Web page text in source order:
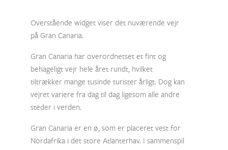
Overstående widget viser det nuværende vejr
på Gran Canaria.
Gran Canaria har overordnetset et fint og
behageligt vejr hele året rundt, hvilket
tiltrækker mange tusinde turister årligt. Dog kan
vejret variere fra dag til dag ligesom alle andre
steder i verden.
Gran Canaria er en ø, som er placeret vest for
Nordafrika i det store Atlanterhav. I sammenspil